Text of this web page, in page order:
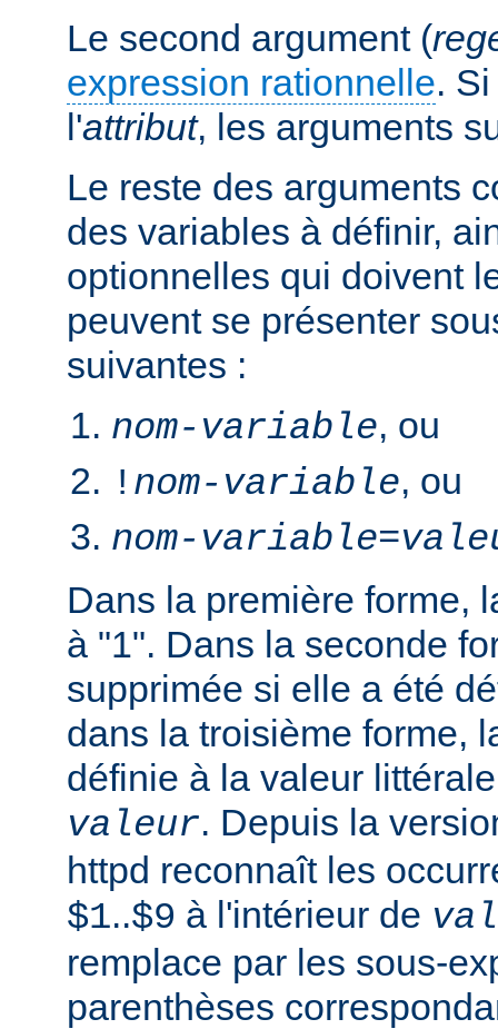
Le second argument (
expression rationnelle.
l'attribut, les arguments
Le reste des arguments
des variables à définir,
optionnelles qui doivent
peuvent se présenter
suivantes :
nom-variable, ou
! nom-variable, ou
nom-variable=
Dans la première forme,
à "1". Dans la seconde
supprimée si elle a été
dans la troisième forme,
définie à la valeur
valeur. Depuis la
httpd reconnaît les
$1..$9 à l'intérieur de
remplace par les sous-
parenthèses